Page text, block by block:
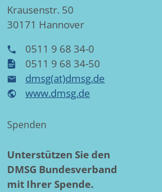
Krausenstr. 50
30171 Hannover
0511 9 68 34-0
0511 9 68 34-50
dmsg(at)dmsg.de
www.dmsg.de
Spenden
Unterstützen Sie den
DMSG Bundesverband
mit Ihrer Spende.